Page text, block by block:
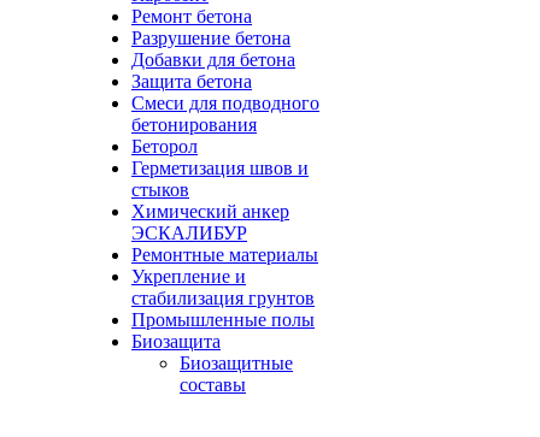
Ремонт бетона
Разрушение бетона
Добавки для бетона
Защита бетона
Смеси для подводного
бетонирования
Беторол
Герметизация швов и
стыков
Химический анкер
ЭСКАЛИБУР
Ремонтные материалы
Укрепление и
стабилизация грунтов
Промышленные полы
Биозащита
Биозащитные
составы